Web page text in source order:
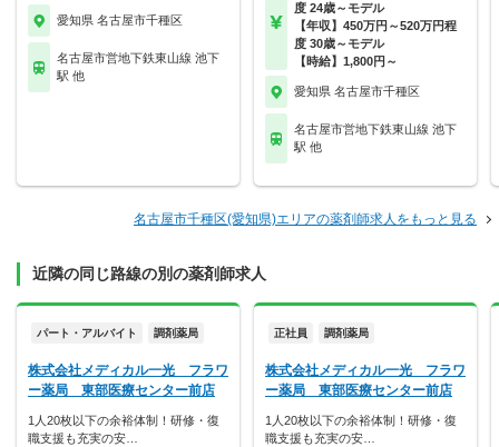
愛知県 名古屋市千種区
名古屋市営地下鉄東山線 池下
駅 他
度 24歳～モデル
【年収】450万円～520万円程
度 30歳～モデル
【時給】1,800円～
愛知県 名古屋市千種区
名古屋市営地下鉄東山線 池下
駅 他
名古屋市千種区(愛知県)エリアの薬剤師求人をもっと見る
近隣の同じ路線の別の薬剤師求人
パート・アルバイト 調剤薬局
株式会社メディカル一光 フラワ
ー薬局 東部医療センター前店
1人20枚以下の余裕体制！研修・復
職支援も充実の安…
正社員 調剤薬局
株式会社メディカル一光 フラワ
ー薬局 東部医療センター前店
1人20枚以下の余裕体制！研修・復
職支援も充実の安…